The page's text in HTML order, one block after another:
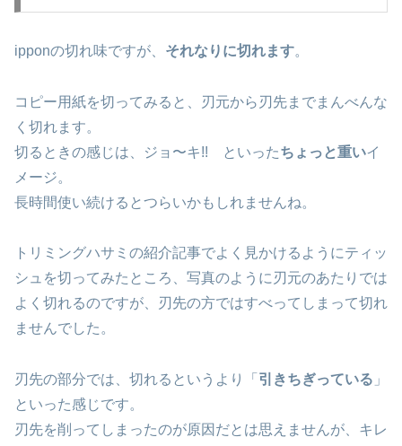
ipponの切れ味ですが、 それなりに切れます。
コピー用紙を切ってみると、刃元から刃先までまんべんな
く切れます。
切るときの感じは、ジョ〜キ!! といったちょっと重いイ
メージ。
長時間使い続けるとつらいかもしれませんね。
トリミングハサミの紹介記事でよく見かけるようにティッ
シュを切ってみたところ、写真のように刃元のあたりでは
よく切れるのですが、刃先の方ではすべってしまって切れ
ませんでした。
刃先の部分では、切れるというより「 引きちぎっている 」
といった感じです。
刃先を削ってしまったのが原因だとは思えませんが、キレ